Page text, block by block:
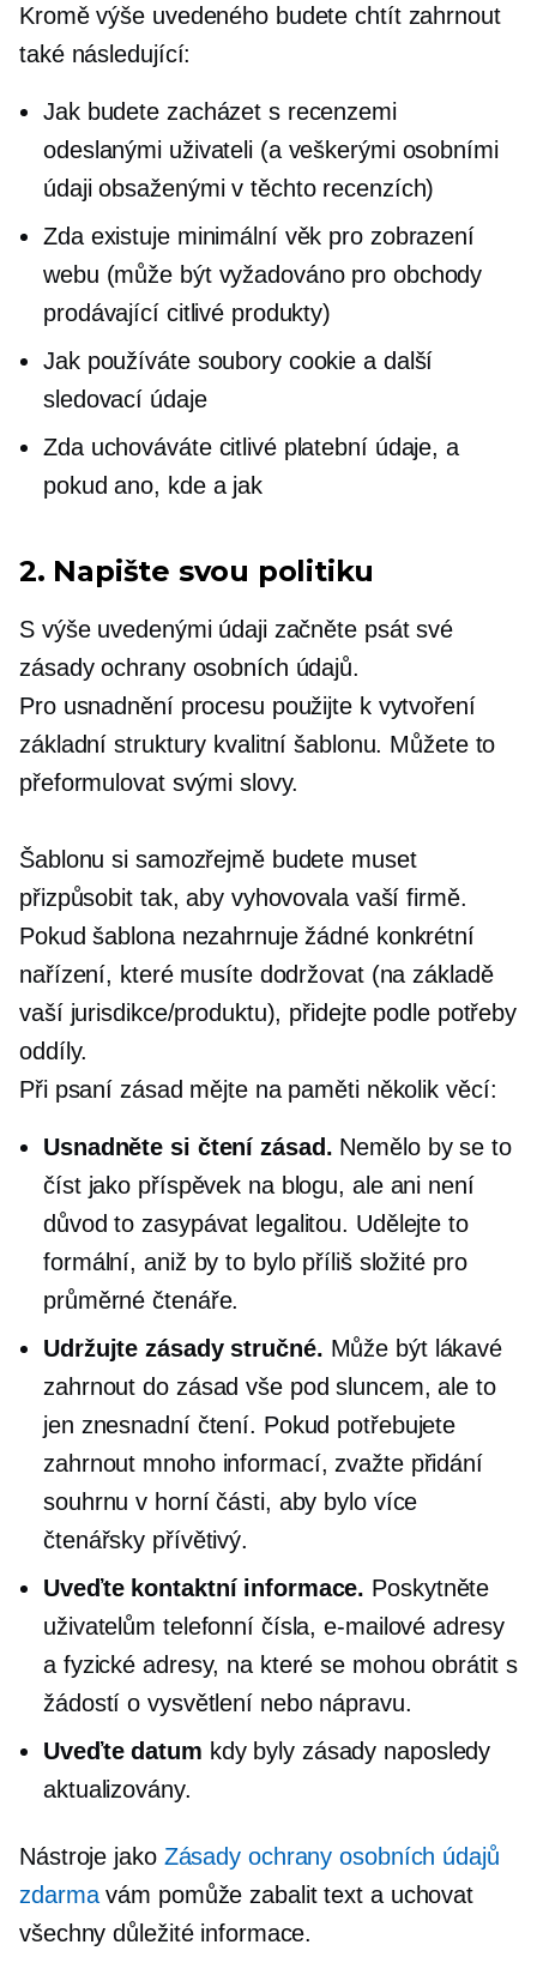
Kromě výše uvedeného budete chtít zahrnout
také následující:
Jak budete zacházet s recenzemi
odeslanými uživateli (a veškerými osobními
údaji obsaženými v těchto recenzích)
Zda existuje minimální věk pro zobrazení
webu (může být vyžadováno pro obchody
prodávající citlivé produkty)
Jak používáte soubory cookie a další
sledovací údaje
Zda uchováváte citlivé platební údaje, a
pokud ano, kde a jak
2. Napište svou politiku
S výše uvedenými údaji začněte psát své
zásady ochrany osobních údajů.
Pro usnadnění procesu použijte k vytvoření
základní struktury kvalitní šablonu. Můžete to
přeformulovat svými slovy.
Šablonu si samozřejmě budete muset
přizpůsobit tak, aby vyhovovala vaší firmě.
Pokud šablona nezahrnuje žádné konkrétní
nařízení, které musíte dodržovat (na základě
vaší jurisdikce/produktu), přidejte podle potřeby
oddíly.
Při psaní zásad mějte na paměti několik věcí:
Usnadněte si čtení zásad. Nemělo by se to
číst jako příspěvek na blogu, ale ani není
důvod to zasypávat legalitou. Udělejte to
formální, aniž by to bylo příliš složité pro
průměrné čtenáře.
Udržujte zásady stručné. Může být lákavé
zahrnout do zásad vše pod sluncem, ale to
jen znesnadní čtení. Pokud potřebujete
zahrnout mnoho informací, zvažte přidání
souhrnu v horní části, aby bylo více
čtenářsky přívětivý.
Uveďte kontaktní informace. Poskytněte
uživatelům telefonní čísla, e-mailové adresy
a fyzické adresy, na které se mohou obrátit s
žádostí o vysvětlení nebo nápravu.
Uveďte datum kdy byly zásady naposledy
aktualizovány.
Nástroje jako Zásady ochrany osobních údajů
zdarmavám pomůže zabalit text a uchovat
všechny důležité informace.